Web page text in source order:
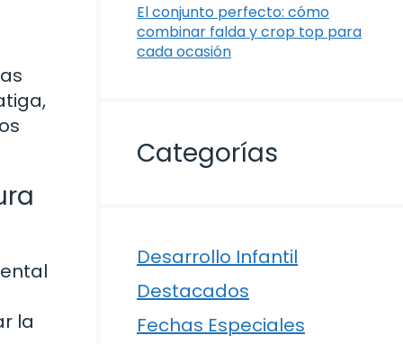
la
El conjunto perfecto: cómo
combinar falda y crop top para
cada ocasión
Categorías
Desarrollo Infantil
Destacados
Fechas Especiales